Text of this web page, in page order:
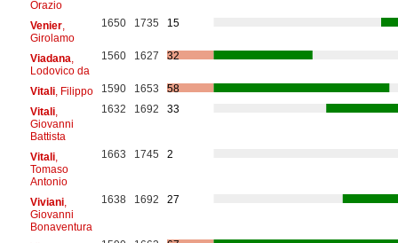
Orazio
Venier,
Girolamo
1650 1735 15
Viadana
Lodovico da
1560 1627 32
Vitali, Filippo 1590 1653
58
Vitali,
Giovanni
Battista
1632 1692 33
Vitali,
Tomaso
Antonio
1663 1745 2
Viviani,
Giovanni
Bonaventura
1638 1692 27